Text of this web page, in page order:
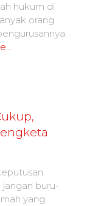
hukum di
orang
buru-
yang